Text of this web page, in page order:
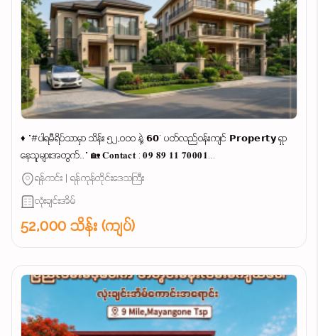
♦ "#ပါရမီရိပ်သာမှာ သိန်း ၅၂,၀၀၀ နဲ့ 𝟲𝟬' ပတ်လည်ဝန်းကျင် 𝗣𝗿𝗼𝗽𝗲𝗿𝘁𝘆 ရှာ
နေသူများအတွက်…" 🏡 𝐂𝐨𝐧𝐭𝐚𝐜𝐭 : 𝟎𝟗 𝟖𝟗 𝟏𝟏 𝟕𝟎𝟎𝟎𝟏...
ရန်ကင်း | ရန်ကုန်တိုင်းဒေသကြီး
လုံးချင်းအိမ်
52,000 သိန်း (ကျပ်)